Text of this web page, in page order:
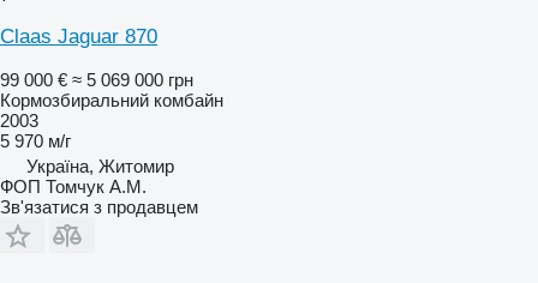
Claas Jaguar 870
99 000 € ≈ 5 069 000 грн
Кормозбиральний комбайн
2003
5 970 м/г
Україна, Житомир
ФОП Томчук А.М.
Зв'язатися з продавцем